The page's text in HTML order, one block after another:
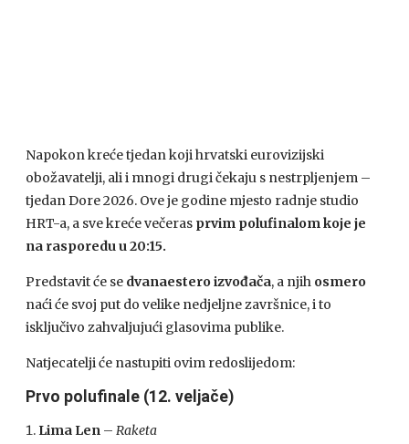
Napokon kreće tjedan koji hrvatski eurovizijski
obožavatelji, ali i mnogi drugi čekaju s nestrpljenjem –
tjedan Dore 2026. Ove je godine mjesto radnje studio
HRT-a, a sve kreće večeras prvim polufinalom koje je
na rasporedu u 20:15.
Predstavit će se dvanaestero izvođača, a njih osmero
naći će svoj put do velike nedjeljne završnice, i to
isključivo zahvaljujući glasovima publike.
Natjecatelji će nastupiti ovim redoslijedom:
Prvo polufinale (12. veljače)
Lima Len – Raketa